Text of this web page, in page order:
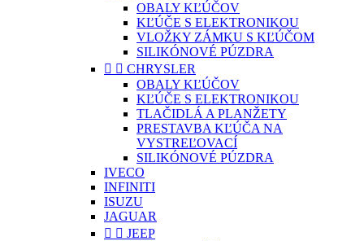
OBALY KĽÚČOV
KĽÚČE S ELEKTRONIKOU
VLOŽKY ZÁMKU S KĽÚČOM
SILIKÓNOVÉ PÚZDRA
  CHRYSLER
OBALY KĽÚČOV
KĽÚČE S ELEKTRONIKOU
TLAČIDLÁ A PLANŽETY
PRESTAVBA KĽÚČA NA
VYSTREĽOVACÍ
SILIKÓNOVÉ PÚZDRA
IVECO
INFINITI
ISUZU
JAGUAR
  JEEP